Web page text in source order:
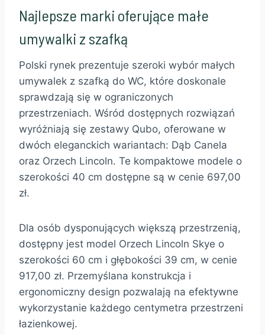
Najlepsze marki oferujące małe
umywalki z szafką
Polski rynek prezentuje szeroki wybór małych
umywalek z szafką do WC, które doskonale
sprawdzają się w ograniczonych
przestrzeniach. Wśród dostępnych rozwiązań
wyróżniają się zestawy Qubo, oferowane w
dwóch eleganckich wariantach: Dąb Canela
oraz Orzech Lincoln. Te kompaktowe modele o
szerokości 40 cm dostępne są w cenie 697,00
zł.
Dla osób dysponujących większą przestrzenią,
dostępny jest model Orzech Lincoln Skye o
szerokości 60 cm i głębokości 39 cm, w cenie
917,00 zł. Przemyślana konstrukcja i
ergonomiczny design pozwalają na efektywne
wykorzystanie każdego centymetra przestrzeni
łazienkowej.